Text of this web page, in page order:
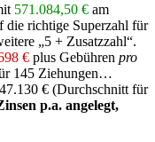
571.084,50 € am
die richtige Superzahl für
„5 + Zusatzzahl“.
€ plus Gebühren pro
145 Ziehungen…
€ (Durchschnitt für
p.a. angelegt,